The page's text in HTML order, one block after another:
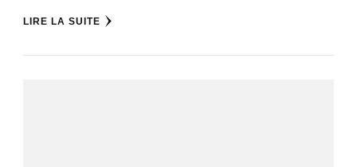
LIRE LA SUITE